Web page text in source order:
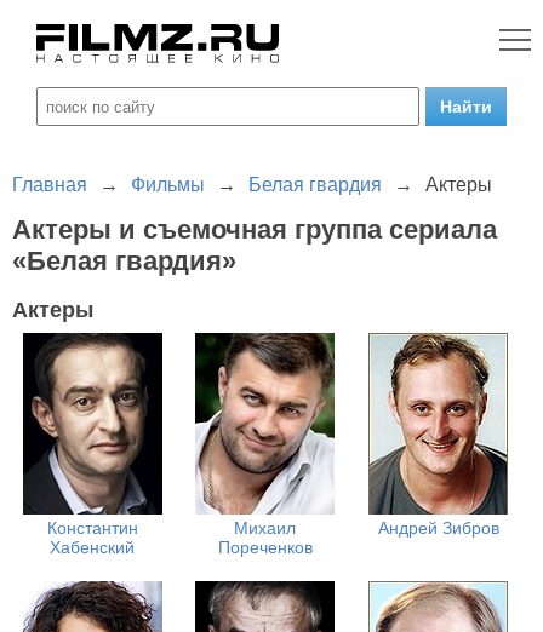
Главная → Фильмы → Белая гвардия → Актеры
Актеры и съемочная группа сериала
«Белая гвардия»
Актеры
Константин
Хабенский
Михаил
Пореченков
Андрей Зибров